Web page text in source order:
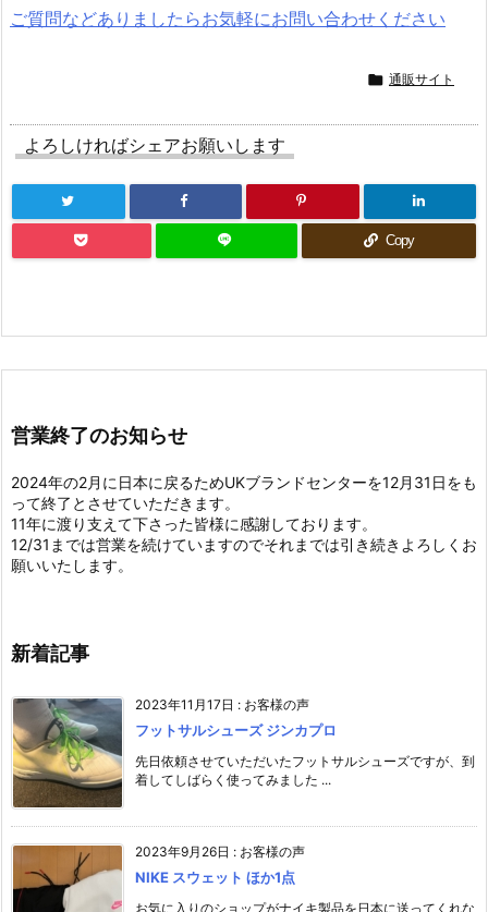
ご質問などありましたらお気軽にお問い合わせください
 通販サイト
よろしければシェアお願いします
Copy
営業終了のお知らせ
2024年の2月に日本に戻るためUKブランドセンターを12月31日をも
って終了とさせていただきます。
11年に渡り支えて下さった皆様に感謝しております。
12/31までは営業を続けていますのでそれまでは引き続きよろしくお
願いいたします。
新着記事
2023年11月17日 : お客様の声
フットサルシューズ ジンカプロ
先日依頼させていただいたフットサルシューズですが、到
着してしばらく使ってみました ...
2023年9月26日 : お客様の声
NIKE スウェット ほか1点
お気に入りのショップがナイキ製品を日本に送ってくれな